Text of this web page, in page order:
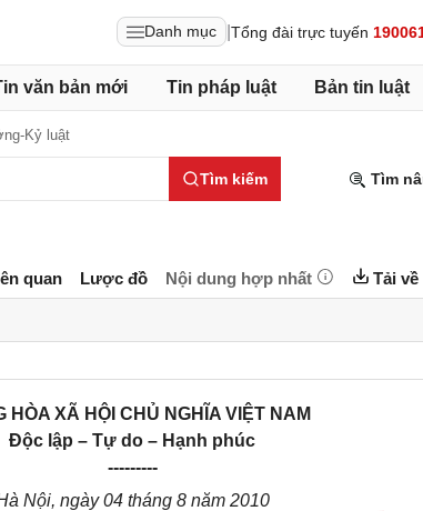
Danh mục Tổng đài trực tuyến
văn bản mới Tin pháp luật Bản tin luật
Kỷ luật
Tìm kiếm Tìm
quan Lược đồ Nội dung hợp nhất Tải về
HÒA XÃ HỘI CHỦ NGHĨA VIỆT NAM
Độc lập – Tự do – Hạnh phúc
---------
Nội, ngày 04 tháng 8 năm 2010